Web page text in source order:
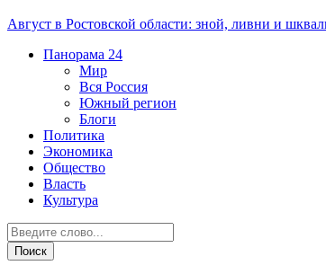
Август в Ростовской области: зной, ливни и
Панорама 24
Мир
Вся Россия
Южный регион
Блоги
Политика
Экономика
Общество
Власть
Культура